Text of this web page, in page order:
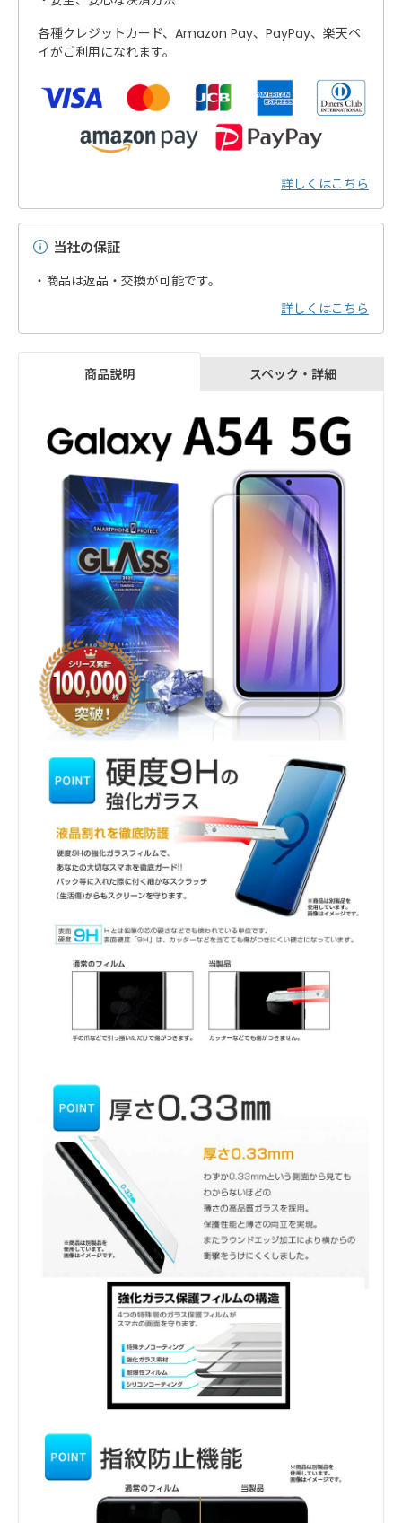
商品説明 スペック・詳細
各種クレジットカード、Amazon Pay、PayPay、楽天ペ
イがご利用になれます。
詳しくはこちら
当社の保証
・商品は返品・交換が可能です。
詳しくはこちら